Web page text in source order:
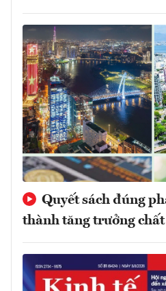
Quyết sách đúng
thành tăng trưởng